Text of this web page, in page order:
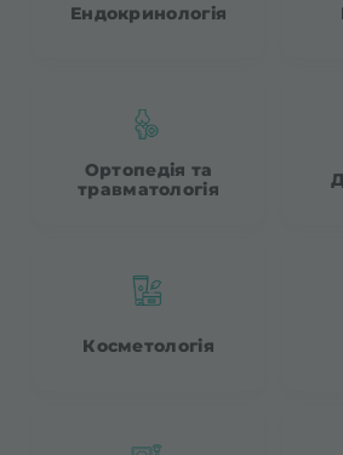
Ендокринологія
Ортопедія та
травматологія
Косметологія